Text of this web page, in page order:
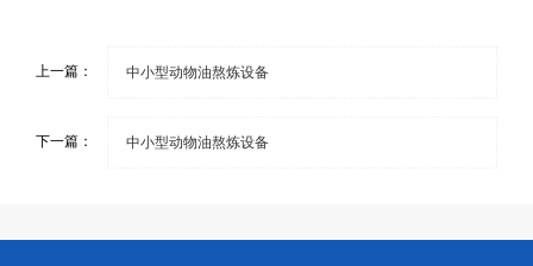
上一篇： 中小型动物油熬炼设备
下一篇： 中小型动物油熬炼设备